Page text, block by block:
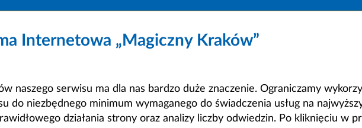
Internetowa „Magiczny Kraków”
naszego serwisu ma dla nas bardzo duże znaczenie. Ograniczamy
do niezbędnego minimum wymaganego do świadczenia usług na
działania strony oraz analizy liczby odwiedzin. Po kliknięciu w